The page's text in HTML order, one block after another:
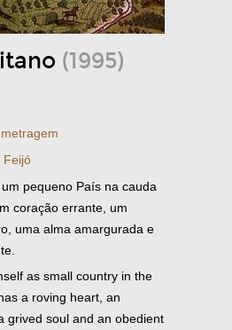
(1995)
Feijó
pequeno País na cauda
coração errante, um
uma alma amargurada e
as small country in the
a roving heart, an
grived soul and an obedient